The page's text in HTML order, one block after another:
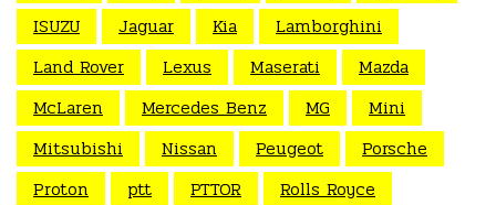
ISUZU
Jaguar Kia
Lamborghini
Land Rover
Lexus Maserati
Mazda
McLaren
Mercedes Benz MG
Mini
Mitsubishi
Nissan Peugeot
Porsche
Proton
ptt PTTOR
Rolls Royce